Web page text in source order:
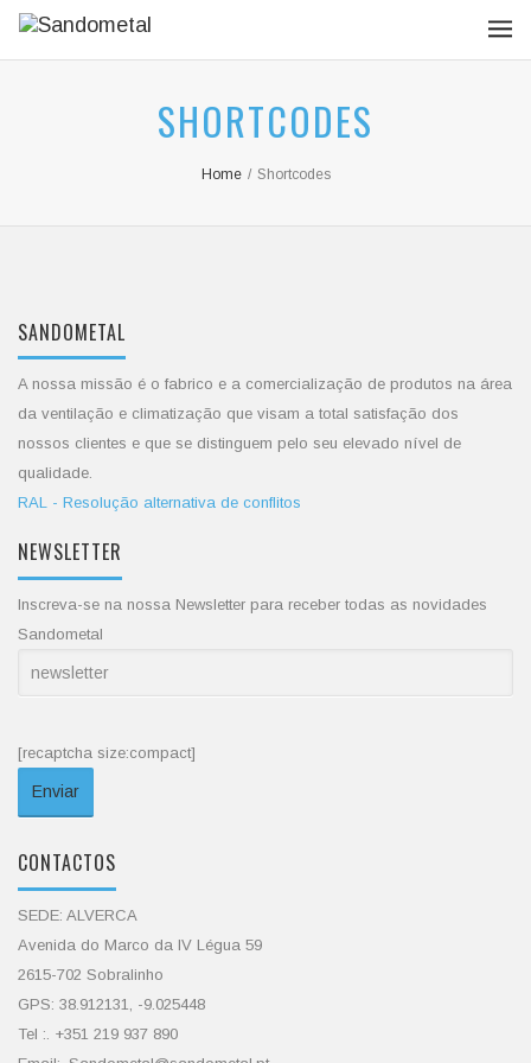
SHORTCODES
Home / Shortcodes
SANDOMETAL
A nossa missão é o fabrico e a comercialização de produtos na área
da ventilação e climatização que visam a total satisfação dos
nossos clientes e que se distinguem pelo seu elevado nível de
qualidade.
RAL - Resolução alternativa de conflitos
NEWSLETTER
Inscreva-se na nossa Newsletter para receber todas as novidades
Sandometal
[recaptcha size:compact]
CONTACTOS
SEDE: ALVERCA
Avenida do Marco da IV Légua 59
2615-702 Sobralinho
GPS: 38.912131, -9.025448
Tel :. +351 219 937 890